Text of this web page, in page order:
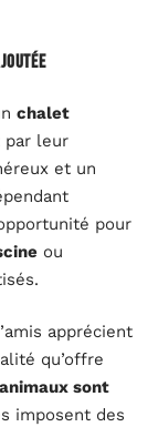
chalet
par leur
et un
pour
ou
apprécient
qu’offre
sont
imposent des